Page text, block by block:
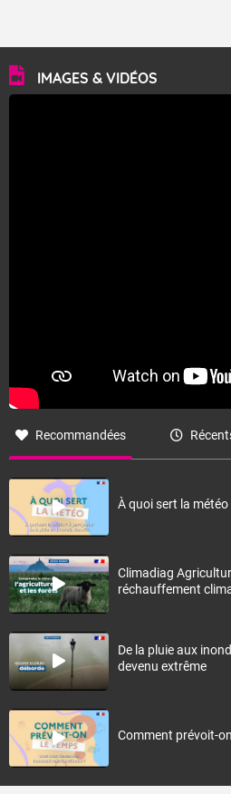
IMAGES & VIDÉOS
Recommandées
À quoi sert la météo
Climadiag
réchauffement
De la pluie aux
devenu extrême
Comment prévoit-